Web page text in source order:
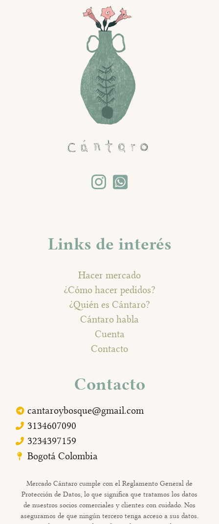
Links de interés
Hacer mercado
¿Cómo hacer pedidos?
¿Quién es Cántaro?
Cántaro habla
Cuenta
Contacto
Contacto
cantaroybosque@gmail.com
3134607090
3234397159
Bogotá Colombia
Mercado Cántaro cumple con el Reglamento General de
Protección de Datos, lo que significa que tratamos los datos
de nuestros socios comerciales y clientes con cuidado. Nos
aseguramos de que ningún tercero tenga acceso a sus datos.